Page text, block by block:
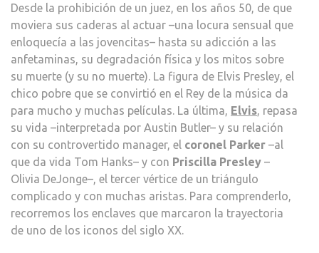
Desde la prohibición de un juez, en los años 50, de que
moviera sus caderas al actuar –una locura sensual que
enloquecía a las jovencitas– hasta su adicción a las
anfetaminas, su degradación física y los mitos sobre
su muerte (y su no muerte). La figura de Elvis Presley, el
chico pobre que se convirtió en el Rey de la música da
para mucho y muchas películas. La última, Elvis, repasa
su vida –interpretada por Austin Butler– y su relación
con su controvertido manager, el coronel Parker –al
que da vida Tom Hanks– y con Priscilla Presley –
Olivia DeJonge–, el tercer vértice de un triángulo
complicado y con muchas aristas. Para comprenderlo,
recorremos los enclaves que marcaron la trayectoria
de uno de los iconos del siglo XX.